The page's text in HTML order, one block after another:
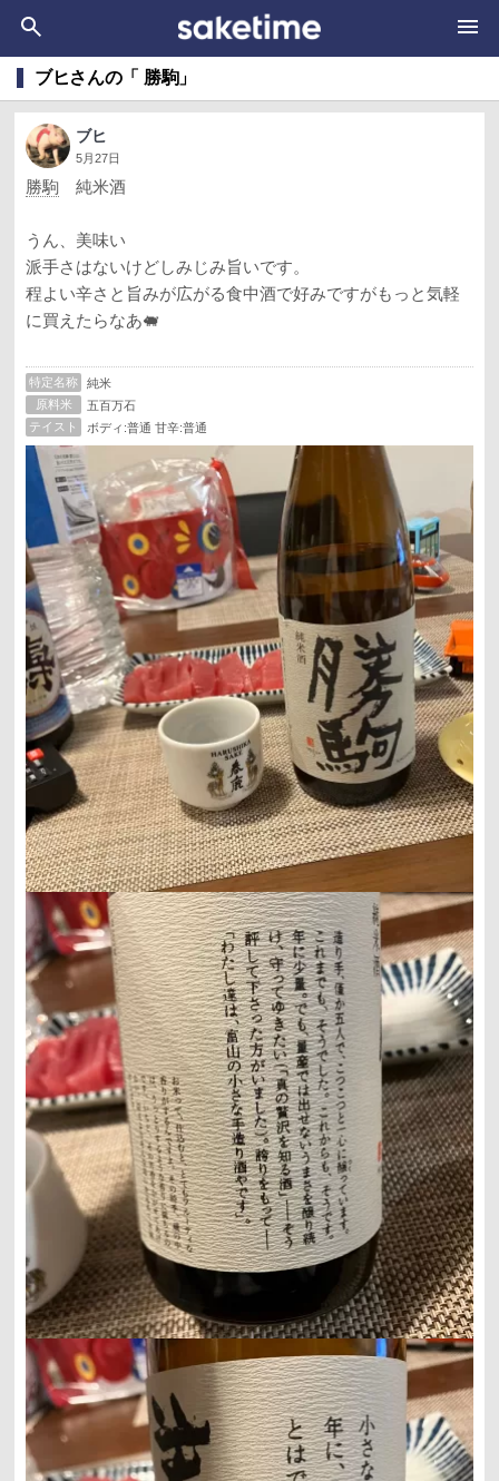
ブヒさんの「 勝駒」
ブヒ
5月27日
勝駒 純米酒
うん、美味い
派手さはないけどしみじみ旨いです。
程よい辛さと旨みが広がる食中酒で好みですがもっと気軽
に買えたらなあ🐖
特定名称
純米
原料米
五百万石
テイスト
ボディ:普通 甘辛:普通